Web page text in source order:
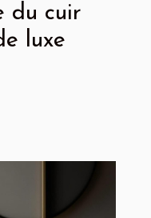
du cuir
luxe